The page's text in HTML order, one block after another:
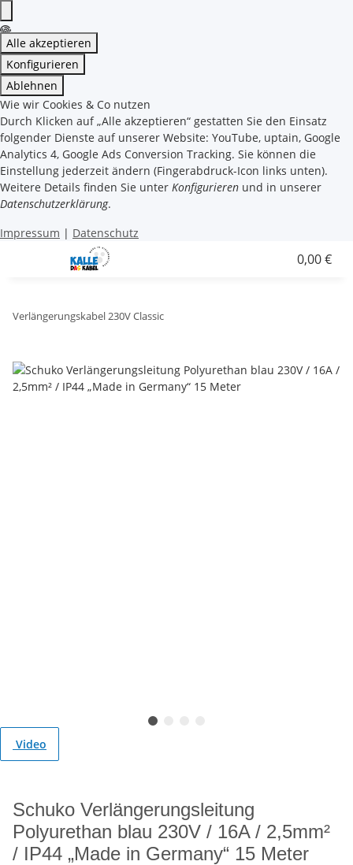
Alle akzeptieren
Konfigurieren
Ablehnen
Wie wir Cookies & Co nutzen
Durch Klicken auf „Alle akzeptieren“ gestatten Sie den Einsatz
folgender Dienste auf unserer Website: YouTube, uptain, Google
Analytics 4, Google Ads Conversion Tracking. Sie können die
Einstellung jederzeit ändern (Fingerabdruck-Icon links unten).
Weitere Details finden Sie unter Konfigurieren und in unserer
Datenschutzerklärung.
Impressum | Datenschutz
0,00 €
Verlängerungskabel 230V Classic
Video
Schuko Verlängerungsleitung
Polyurethan blau 230V / 16A / 2,5mm²
/ IP44 „Made in Germany“ 15 Meter